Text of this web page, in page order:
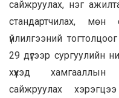
сайжруулах, нэг
стандартчилах, мөн
үйлилгээний
29 дүгээр сургуулийн
хүүхэд хамгааллын
сайжруулах